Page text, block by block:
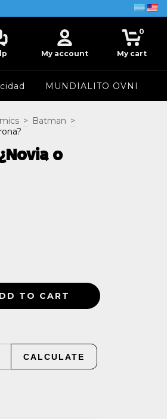
My account My cart
0
MUNDIALITO OVNI
> Batman >
o
CALCULATE